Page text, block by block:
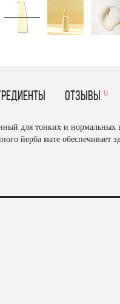
отзывы 0
для тонких и нормальных
йерба мате